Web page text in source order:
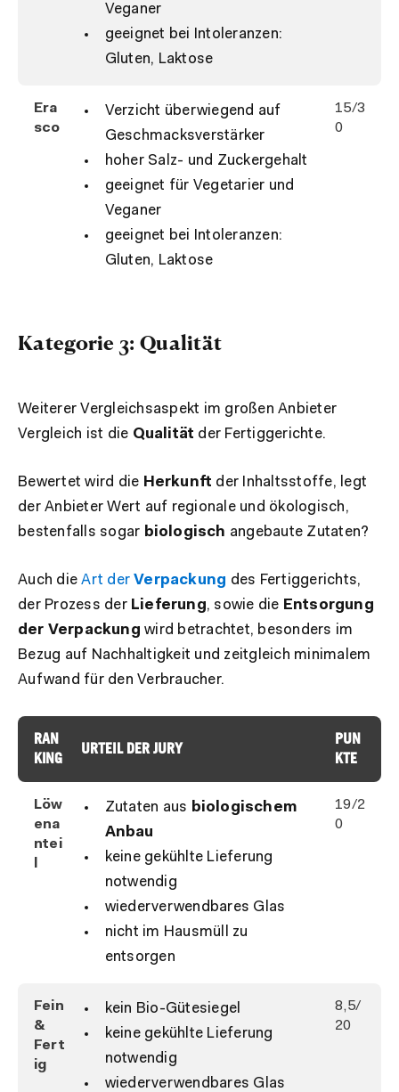
Veganer
geeignet bei Intoleranzen:
Gluten, Laktose
Era
sco
Verzicht überwiegend auf
Geschmacksverstärker
hoher Salz- und Zuckergehalt
geeignet für Vegetarier und
Veganer
geeignet bei Intoleranzen:
Gluten, Laktose
15/3
0
Kategorie 3: Qualität
Weiterer Vergleichsaspekt im großen Anbieter
Vergleich ist die Qualität der Fertiggerichte.
Bewertet wird die Herkunft der Inhaltsstoffe, legt
der Anbieter Wert auf regionale und ökologisch,
bestenfalls sogar biologisch angebaute Zutaten?
Auch dieArt derVerpackung des Fertiggerichts,
der Prozess derLieferung, sowie die Entsorgung
der Verpackung wird betrachtet, besonders im
Bezug auf Nachhaltigkeit und zeitgleich minimalem
Aufwand für den Verbraucher.
RAN
KING
URTEIL DER JURY
PUN
KTE
Löw
ena
ntei
Zutaten aus biologischem
Anbau
keine gekühlte Lieferung
notwendig
wiederverwendbares Glas
nicht im Hausmüll zu
entsorgen
19/2
0
Fein
&
Fert
ig
kein Bio-Gütesiegel
keine gekühlte Lieferung
notwendig
wiederverwendbares Glas
8,5/
20